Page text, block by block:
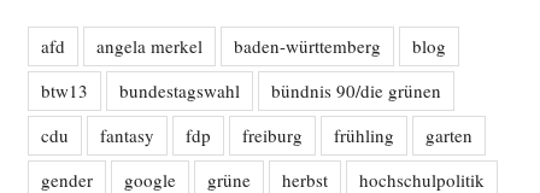
afd angela merkel baden-württemberg
blog
btw13
bundestagswahl
bündnis 90/die grünen
cdu
fantasy fdp freiburg frühling
garten
gender
google grüne herbst
hochschulpolitik